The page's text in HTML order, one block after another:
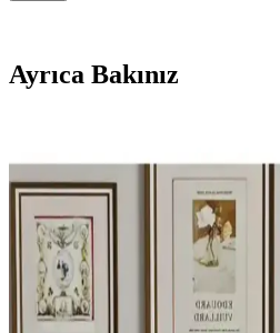
Ayrıca Bakınız
Evlerdeki Yeri ve Seçim
Beyaz tüylü terlikler, konfor ve
kalitesi, taban desteği ve temizlik
keyifli hale getirir.
Yastık ve Kırlentlerle Ev
Konforun En Güzel Buluşması